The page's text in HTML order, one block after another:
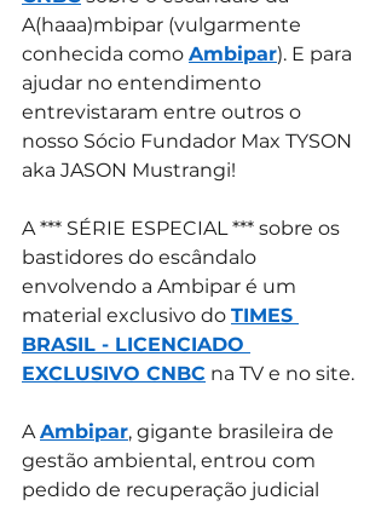
A(haaa)mbipar (vulgarmente
conhecida como Ambipar). E para
ajudar no entendimento
entrevistaram entre outros o
nosso Sócio Fundador Max TYSON
aka JASON Mustrangi!
A *** SÉRIE ESPECIAL *** sobre os
bastidores do escândalo
envolvendo a Ambipar é um
material exclusivo do TIMES
BRASIL - LICENCIADO
EXCLUSIVO CNBC na TV e no site.
A Ambipar, gigante brasileira de
gestão ambiental, entrou com
pedido de recuperação judicial